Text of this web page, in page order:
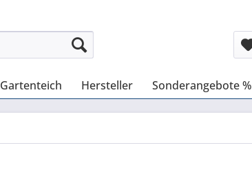
Gartenteich Hersteller Sonderangebote %